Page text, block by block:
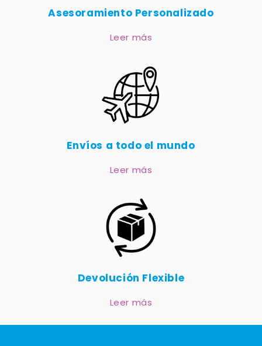
Asesoramiento Personalizado
Leer más
Envíos a todo el mundo
Leer más
Devolución Flexible
Leer más